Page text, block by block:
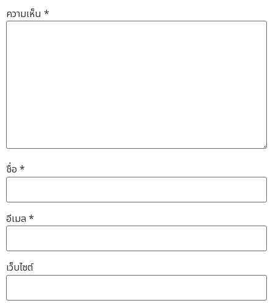
ความเห็น *
ชื่อ *
อีเมล *
เว็บไซต์